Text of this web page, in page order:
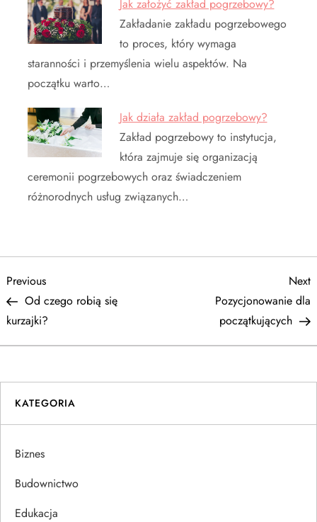
Jak założyć zakład pogrzebowy?
Zakładanie zakładu pogrzebowego
to proces, który wymaga
staranności i przemyślenia wielu aspektów. Na
początku warto…
Jak działa zakład pogrzebowy?
Zakład pogrzebowy to instytucja,
która zajmuje się organizacją
ceremonii pogrzebowych oraz świadczeniem
różnorodnych usług związanych…
N
a
w
i
g
a
c
Previous
Post
Previous
Od czego robią się
kurzajki?
Next
Pozycjonowanie dla
początkujących
KATEGORIA
Biznes
Budownictwo
Edukacja